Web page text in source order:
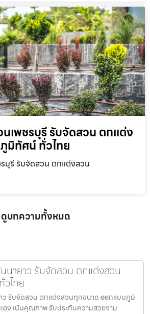
เพชรบุรี รับจัดสวน ตกแต่ง
มิทัศน์ ทั่วไทย
บุรี รับจัดสวน ตกแต่งสวน
ดูบทความทั้งหมด
ายาว รับจัดสวน ตกแต่งสวน
ไทย
รับจัดสวน ตกแต่งสวนทุกขนาด ออกแบบภูมิ
อง เน้นคุณภาพ รับประกันความสวยงาม